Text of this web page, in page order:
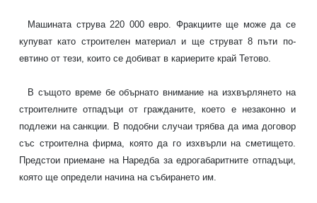
Машината струва 220 000 евро. Фракциите ще може да се
купуват като строителен материал и ще струват 8 пъти по-
евтино от тези, които се добиват в кариерите край Тетово.
В същото време бе обърнато внимание на изхвърлянето на
строителните отпадъци от гражданите, което е незаконно и
подлежи на санкции. В подобни случаи трябва да има договор
със строителна фирма, която да го изхвърли на сметището.
Предстои приемане на Наредба за едрогабаритните отпадъци,
която ще определи начина на събирането им.